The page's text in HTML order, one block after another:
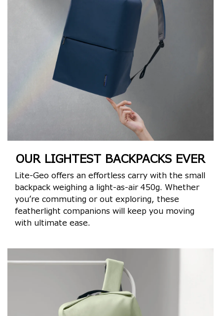
OUR LIGHTEST BACKPACKS EVER
Lite-Geo offers an effortless carry with the small
backpack weighing a light-as-air 450g. Whether
you’re commuting or out exploring, these
featherlight companions will keep you moving
with ultimate ease.